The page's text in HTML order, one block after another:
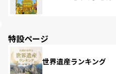
特設ページ
世界遺産ランキング